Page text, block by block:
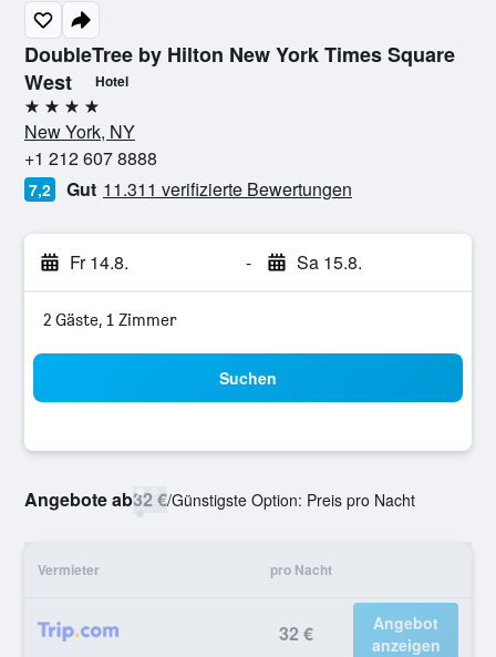
DoubleTree by Hilton New York Times Square
West
Hotel
4 Sterne
New York, NY
+1 212 607 8888
7,2 Gut 11.311 verifizierte Bewertungen
Fr 14.8. - Sa 15.8.
2 Gäste, 1 Zimmer
Suchen
Angebote ab32 €/Günstigste Option: Preis pro Nacht
Vermieter pro Nacht
32 €
Angebot
anzeigen